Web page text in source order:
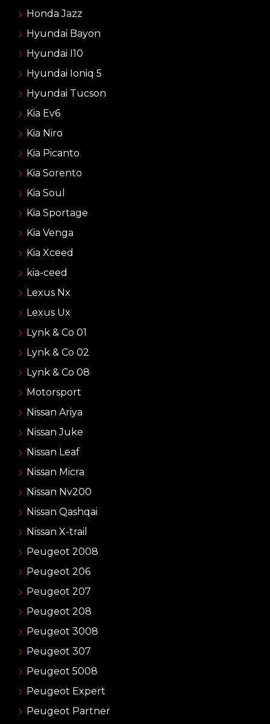
Honda Jazz
Hyundai Bayon
Hyundai I10
Hyundai Ioniq 5
Hyundai Tucson
Kia Ev6
Kia Niro
Kia Picanto
Kia Sorento
Kia Soul
Kia Sportage
Kia Venga
Kia Xceed
kia-ceed
Lexus Nx
Lexus Ux
Lynk & Co 01
Lynk & Co 02
Lynk & Co 08
Motorsport
Nissan Ariya
Nissan Juke
Nissan Leaf
Nissan Micra
Nissan Nv200
Nissan Qashqai
Nissan X-trail
Peugeot 2008
Peugeot 206
Peugeot 207
Peugeot 208
Peugeot 3008
Peugeot 307
Peugeot 5008
Peugeot Expert
Peugeot Partner